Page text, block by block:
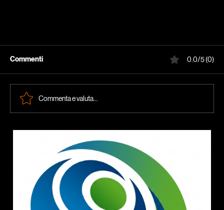
Noleggio stampanti o acquisto? Qual è la scelta
migliore per un'azienda nel 2026?
Commenti 0.0/5 (0)
Commenta e valuta...